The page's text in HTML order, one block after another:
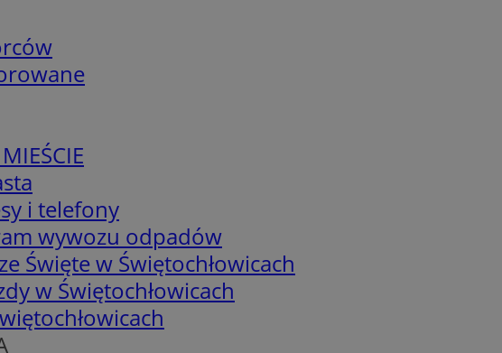
i telefony
wywozu odpadów
Święte w Świętochłowicach
w Świętochłowicach